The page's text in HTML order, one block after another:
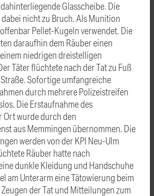
dahinterliegende Glasscheibe. Die
nicht zu Bruch. Als Munition
Pellet-Kugeln verwendet. Die
daraufhin dem Räuber einen
niedrigen dreistelligen
Täter flüchtete nach der Tat zu Fuß
Sofortige umfangreiche
durch mehrere Polizeistreifen
Die Erstaufnahme des
Ort wurde durch den
aus Memmingen übernommen. Die
werden von der KPI Neu-Ulm
Räuber hatte nach
dunkle Kleidung und Handschuhe
am Unterarm eine Tätowierung beim
der Tat und Mitteilungen zum